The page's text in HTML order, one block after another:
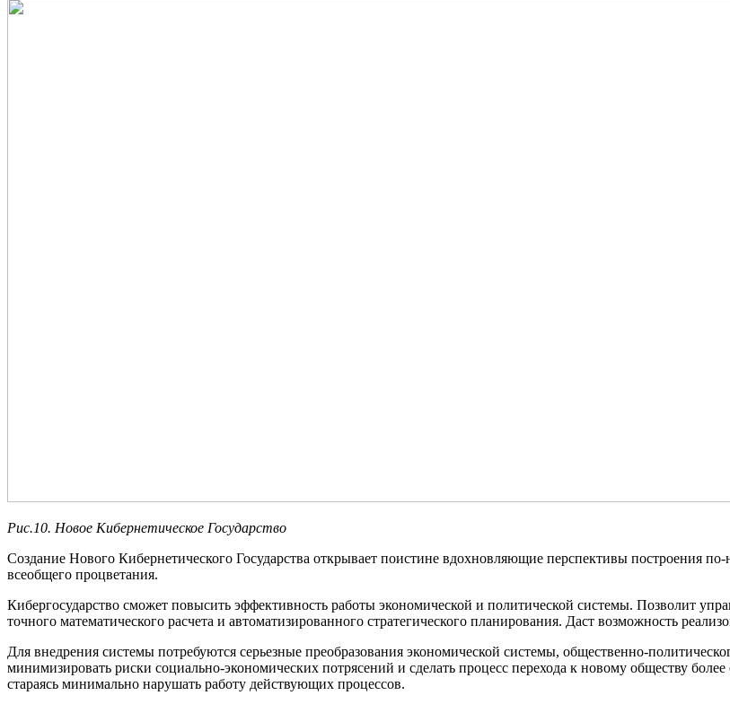
Рис.10. Новое Кибернетическое Государство
Создание Нового Кибернетического Государства открывает поистине вдохновляющие перспективы построения
всеобщего процветания.
Кибергосударство сможет повысить эффективность работы экономической и политической системы. Позволит
точного математического расчета и автоматизированного стратегического планирования. Даст возможность
Для внедрения системы потребуются серьезные преобразования экономической системы, общественно-
минимизировать риски социально-экономических потрясений и сделать процесс перехода к новому обществу
стараясь минимально нарушать работу действующих процессов.